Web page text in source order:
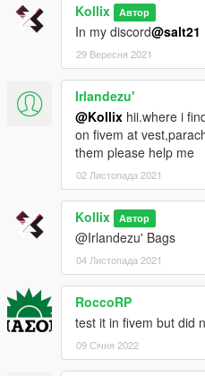
Kollix Автор
In my discord@salt21
29 Вересня 2021
Irlandezu'
@Kollix hii.where i
on fivem at
them please help me
02 Листопада 2021
Kollix Автор
@Irlandezu' Bags
04 Листопада 2021
RoccoRP
test it in fivem but did
09 Січня 2022